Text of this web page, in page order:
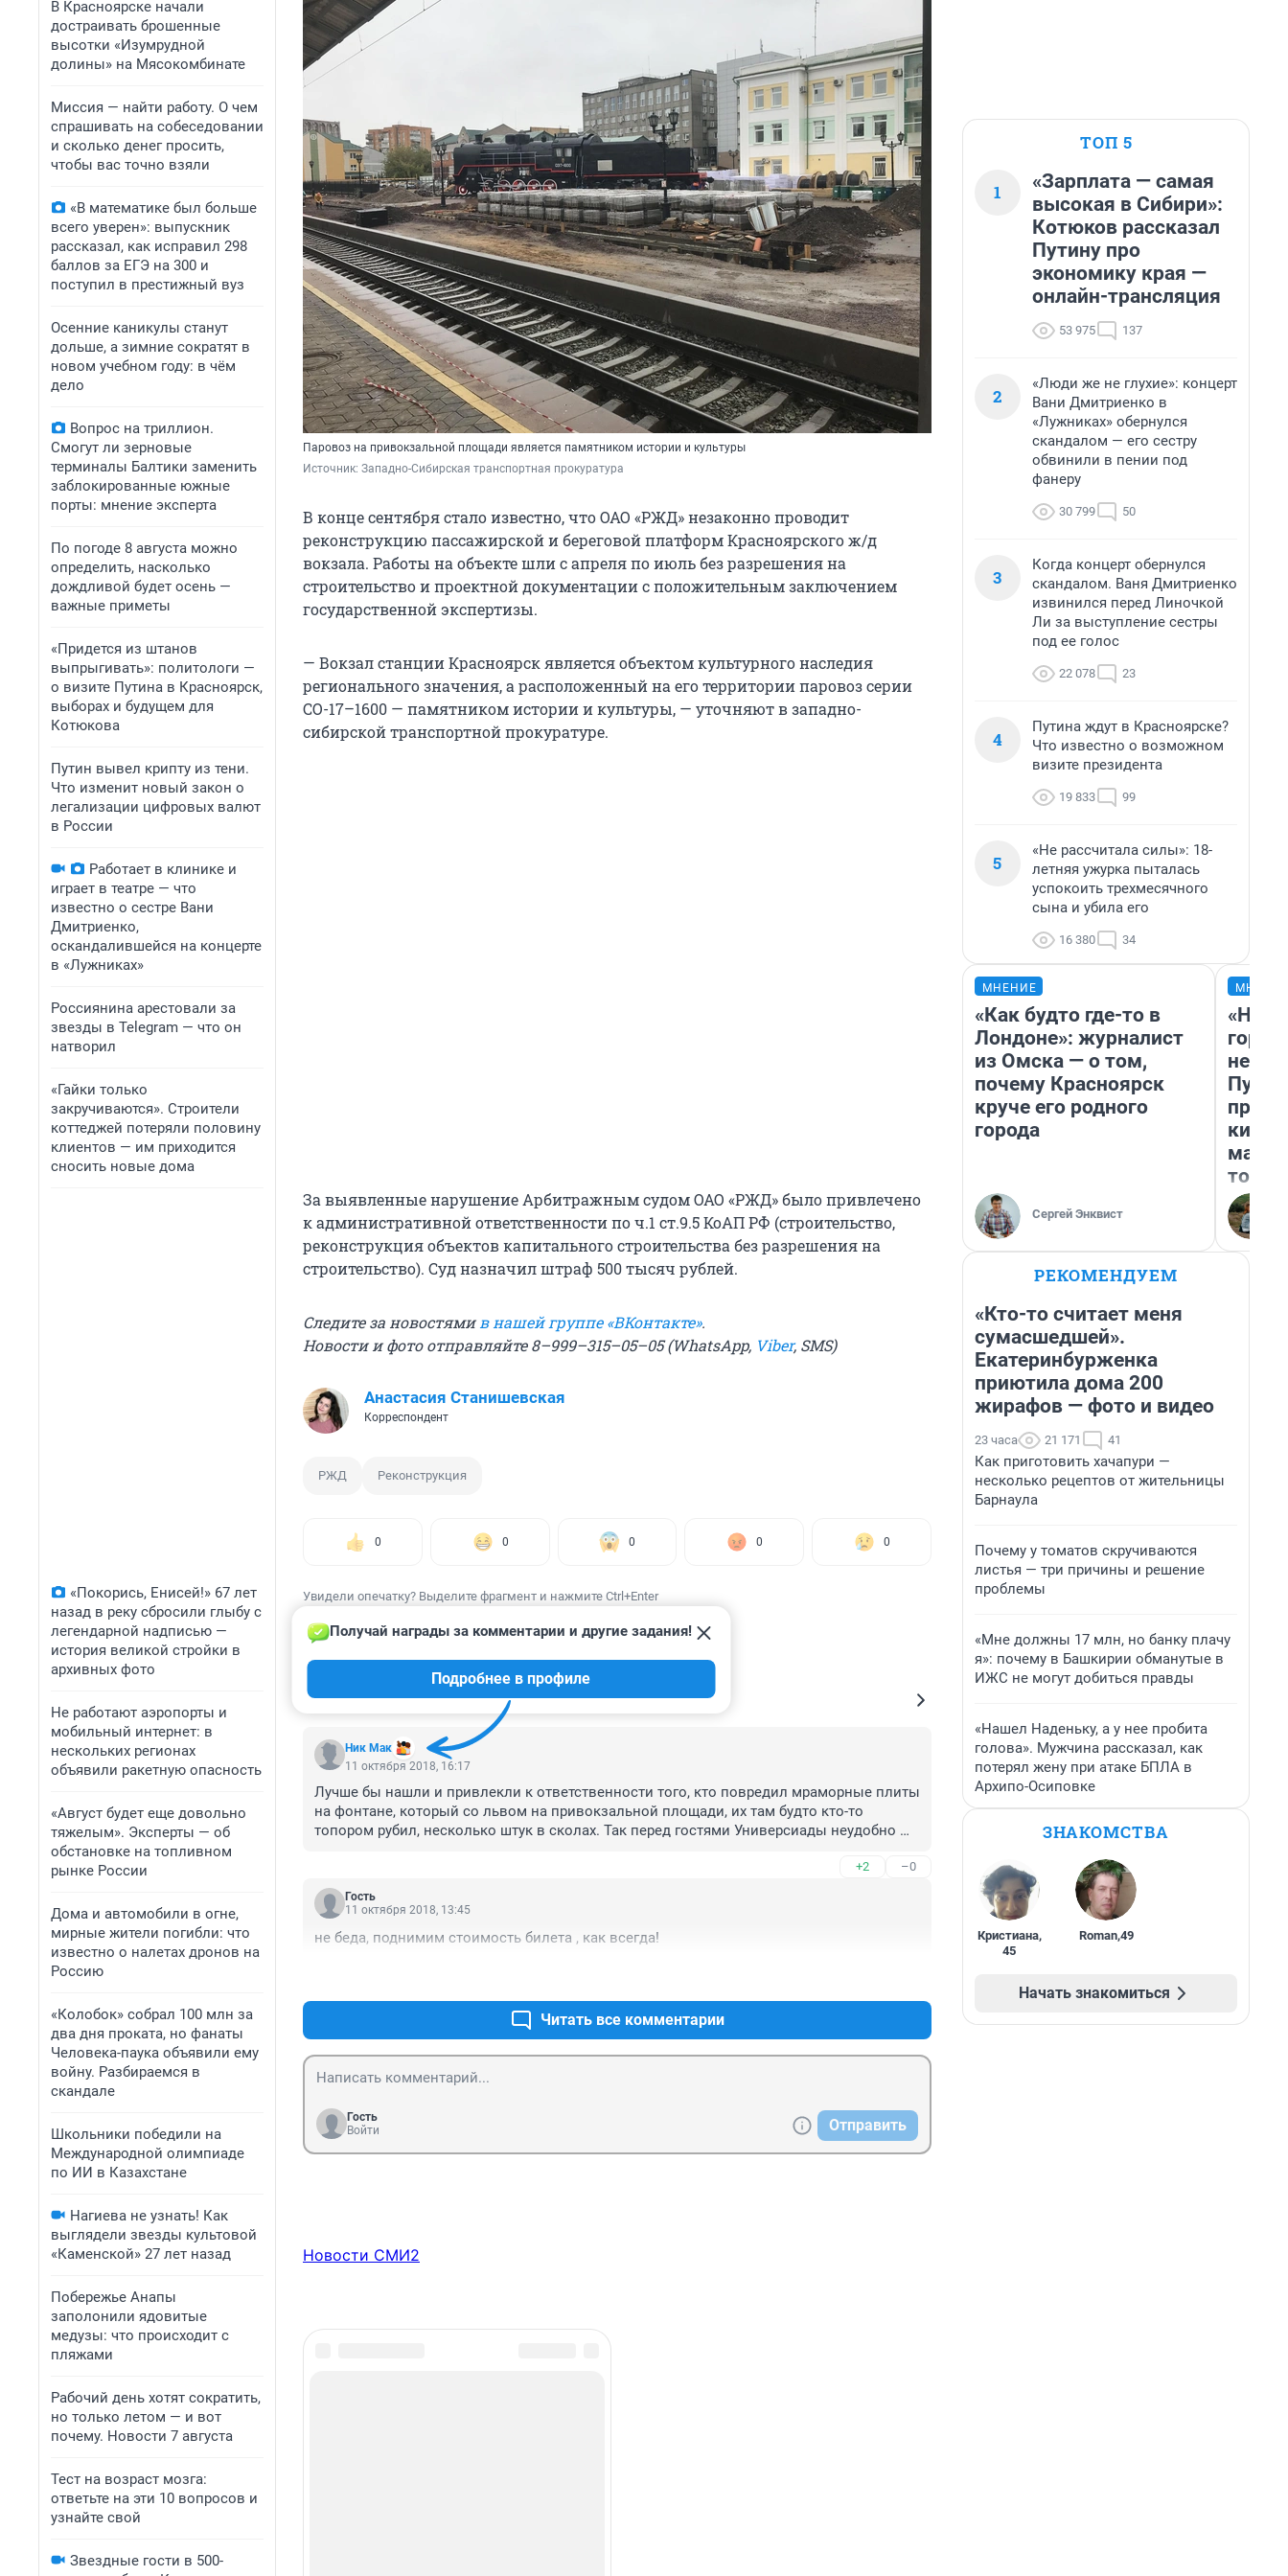
В Красноярске начали
достраивать брошенные
высотки «Изумрудной
долины» на Мясокомбинате
Миссия — найти работу. О чем
спрашивать на собеседовании
и сколько денег просить,
чтобы вас точно взяли
«В математике был больше
всего уверен»: выпускник
рассказал, как исправил 298
баллов за ЕГЭ на 300 и
поступил в престижный вуз
Осенние каникулы станут
дольше, а зимние сократят в
новом учебном году: в чём
дело
Вопрос на триллион.
Смогут ли зерновые
терминалы Балтики заменить
заблокированные южные
порты: мнение эксперта
По погоде 8 августа можно
определить, насколько
дождливой будет осень —
важные приметы
«Придется из штанов
выпрыгивать»: политологи —
о визите Путина в Красноярск,
выборах и будущем для
Котюкова
Путин вывел крипту из тени.
Что изменит новый закон о
легализации цифровых валют
в России
Работает в клинике и
играет в театре — что
известно о сестре Вани
Дмитриенко,
оскандалившейся на концерте
в «Лужниках»
Россиянина арестовали за
звезды в Telegram — что он
натворил
«Гайки только
закручиваются». Строители
коттеджей потеряли половину
клиентов — им приходится
сносить новые дома
«Покорись, Енисей!» 67 лет
назад в реку сбросили глыбу с
легендарной надписью —
история великой стройки в
архивных фото
Не работают аэропорты и
мобильный интернет: в
нескольких регионах
объявили ракетную опасность
«Август будет еще довольно
тяжелым». Эксперты — об
обстановке на топливном
рынке России
Дома и автомобили в огне,
мирные жители погибли: что
известно о налетах дронов на
Россию
«Колобок» собрал 100 млн за
два дня проката, но фанаты
Человека-паука объявили ему
войну. Разбираемся в
скандале
Школьники победили на
Международной олимпиаде
по ИИ в Казахстане
Нагиева не узнать! Как
выглядели звезды культовой
«Каменской» 27 лет назад
Побережье Анапы
заполонили ядовитые
медузы: что происходит с
пляжами
Рабочий день хотят сократить,
но только летом — и вот
почему. Новости 7 августа
Тест на возраст мозга:
ответьте на эти 10 вопросов и
узнайте свой
Звездные гости в 500-
Паровоз на привокзальной площади является памятником истории и культуры
Источник: Западно-Сибирская транспортная прокуратура
В конце сентября стало известно, что ОАО «РЖД» незаконно проводит
реконструкцию пассажирской и береговой платформ Красноярского ж/д
вокзала. Работы на объекте шли с апреля по июль без разрешения на
строительство и проектной документации с положительным заключением
государственной экспертизы.
— Вокзал станции Красноярск является объектом культурного наследия
регионального значения, а расположенный на его территории паровоз серии
СО-17–1600 — памятником истории и культуры, — уточняют в западно-
сибирской транспортной прокуратуре.
За выявленные нарушение Арбитражным судом ОАО «РЖД» было привлечено
к административной ответственности по ч.1 ст.9.5 КоАП РФ (строительство,
реконструкция объектов капитального строительства без разрешения на
строительство). Суд назначил штраф 500 тысяч рублей.
Следите за новостями в нашей группе «ВКонтакте».
Новости и фото отправляйте 8–999–315–05–05 (WhatsApp, Viber, SMS)
Анастасия Станишевская
Корреспондент
РЖД Реконструкция
0 0 0 0 0
Увидели опечатку? Выделите фрагмент и нажмите Ctrl+Enter
КОММЕНТАРИИ 9
Ник Мак
Получай награды за комментарии и другие задания!
Подробнее в профиле
11 октября 2018, 16:17
Лучше бы нашли и привлекли к ответственности того, кто повредил мраморные плиты
на фонтане, который со львом на привокзальной площади, их там будто кто-то
топором рубил, несколько штук в сколах. Так перед гостями Универсиады неудобно
+2 –0
Гость
11 октября 2018, 13:45
не беда, поднимим стоимость билета , как всегда!
Читать все комментарии
Гость
Войти
Отправить
Новости СМИ2
ТОП 5
1
«Зарплата — самая
высокая в Сибири»:
Котюков рассказал
Путину про
экономику края —
онлайн-трансляция
53 975 137
2
«Люди же не глухие»: концерт
Вани Дмитриенко в
«Лужниках» обернулся
скандалом — его сестру
обвинили в пении под
фанеру
30 799 50
3
Когда концерт обернулся
скандалом. Ваня Дмитриенко
извинился перед Линочкой
Ли за выступление сестры
под ее голос
22 078 23
4
Путина ждут в Красноярске?
Что известно о возможном
визите президента
19 833 99
5
«Не рассчитала силы»: 18-
летняя ужурка пыталась
успокоить трехмесячного
сына и убила его
16 380 34
МНЕНИЕ
«Как будто где-то в
Лондоне»: журналист
из Омска — о том,
почему Красноярск
круче его родного
города
Сергей Энквист
«Нет
того
РЕКОМЕНДУЕМ
«Кто-то считает меня
сумасшедшей».
Екатеринбурженка
приютила дома 200
жирафов — фото и видео
23 часа 21 171 41
Как приготовить хачапури —
несколько рецептов от жительницы
Барнаула
Почему у томатов скручиваются
листья — три причины и решение
проблемы
«Мне должны 17 млн, но банку плачу
я»: почему в Башкирии обманутые в
ИЖС не могут добиться правды
«Нашел Наденьку, а у нее пробита
голова». Мужчина рассказал, как
потерял жену при атаке БПЛА в
Архипо-Осиповке
ЗНАКОМСТВА
Кристиана,
45
Roman,49
Начать знакомиться